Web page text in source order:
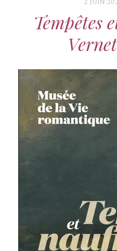
2 JUIN
Tempêtes